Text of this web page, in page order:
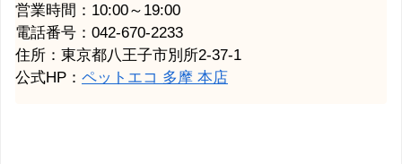
営業時間：10:00～19:00
電話番号：042-670-2233
住所：東京都八王子市別所2-37-1
公式HP： ペットエコ 多摩 本店